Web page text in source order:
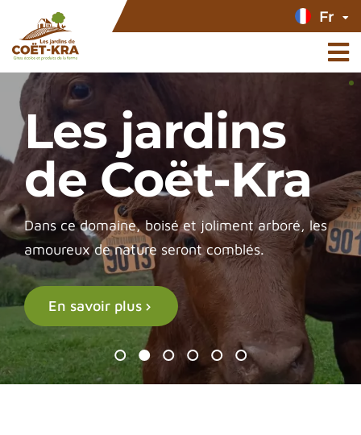
Fr
Les jardins
de Coët-Kra
Dans ce domaine, boisé et joliment arboré, les
amoureux de nature seront comblés.
En savoir plus